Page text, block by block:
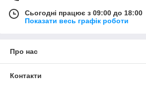
Сьогодні працює з 09:00 до 18:00
Показати весь графік роботи
Про нас
Контакти